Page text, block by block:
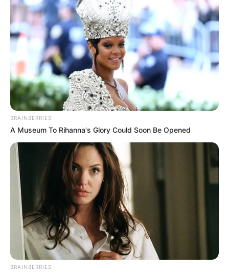
favor, active las notificaciones de Alerta.
ACTIVAR AHORA
TEMAS DESTACADOS
EMERGENCIAS POR LLUVIAS
METRO DE MEDELLÍN
ELECCIONES PRESIDENCIALES
MARINILLA - ANTIOQUIA
YONDÓ - ANTIOQUIA
RIONEGRO
BRAINBERRIES
A Museum To Rihanna's Glory Could Soon Be Opened
BRAINBERRIES